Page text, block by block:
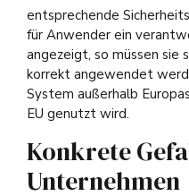
entsprechende
für Anwender ein
angezeigt, so müssen sie
korrekt angewendet
System außerhalb
EU genutzt wird.
Konkrete
Unternehmen